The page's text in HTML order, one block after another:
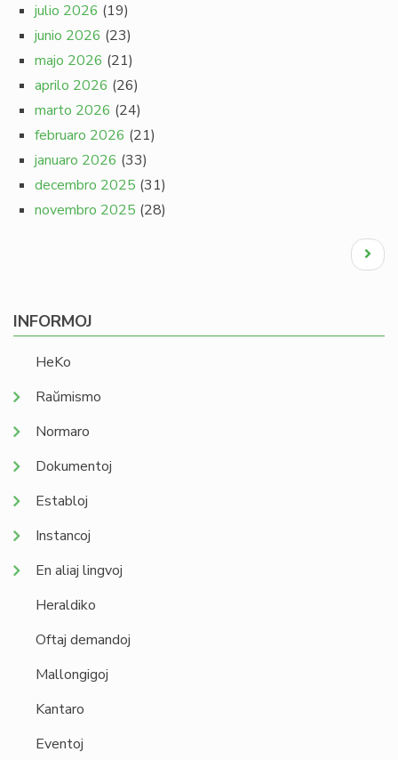
julio 2026 (19)
junio 2026 (23)
majo 2026 (21)
aprilo 2026 (26)
marto 2026 (24)
februaro 2026 (21)
januaro 2026 (33)
decembro 2025 (31)
novembro 2025 (28)
Next
page
INFORMOJ
HeKo
Raŭmismo
Normaro
Dokumentoj
Establoj
Instancoj
En aliaj lingvoj
Heraldiko
Oftaj demandoj
Mallongigoj
Kantaro
Eventoj